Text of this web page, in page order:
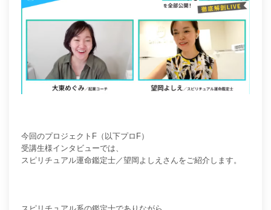
今回のプロジェクトF（以下プロF）
受講生様インタビューでは、
スピリチュアル運命鑑定士／望岡よしえさんをご紹介します。